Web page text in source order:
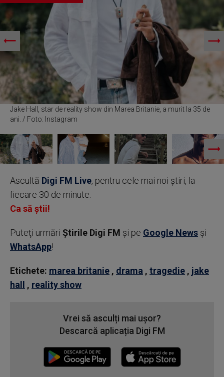
Jake Hall, star de reality show din Marea Britanie, a murit la 35 de
ani. / Foto: Instagram
Ascultă Digi FM Live, pentru cele mai noi știri, la
fiecare 30 de minute.
Ca să știi!
Puteţi urmări Știrile Digi FM şi pe Google News şi
WhatsApp!
Etichete: marea britanie , drama , tragedie , jake
hall
, reality show
Vrei să asculți mai ușor?
Descarcă aplicația Digi FM